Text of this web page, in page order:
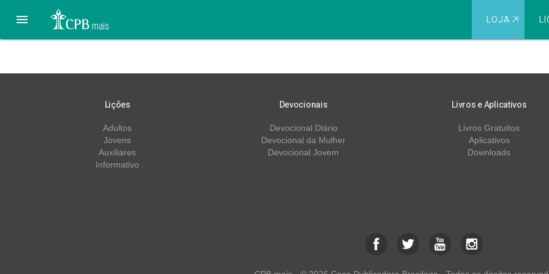
 LOJA ⇱
Lições
Adultos
Jovens
Auxiliares
Informativo
Devocionais
Devocional Diário
Devocional da Mulher
Devocional Jovem
Livros e Aplicativos
Livros Gratuitos
Aplicativos
Downloads